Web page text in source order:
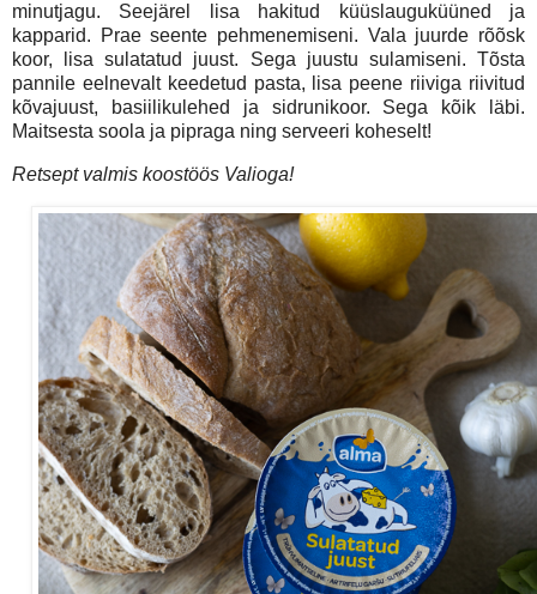
minutjagu. Seejärel lisa hakitud küüslauguküüned ja
kapparid. Prae seente pehmenemiseni. Vala juurde rõõsk
koor, lisa sulatatud juust. Sega juustu sulamiseni. Tõsta
pannile eelnevalt keedetud pasta, lisa peene riiviga riivitud
kõvajuust, basiilikulehed ja sidrunikoor. Sega kõik läbi.
Maitsesta soola ja pipraga ning serveeri koheselt!
Retsept valmis koostöös Valioga!